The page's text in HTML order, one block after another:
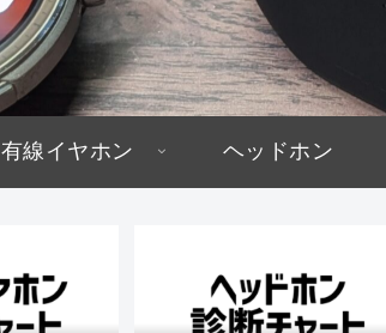
有線イヤホン ヘッドホン